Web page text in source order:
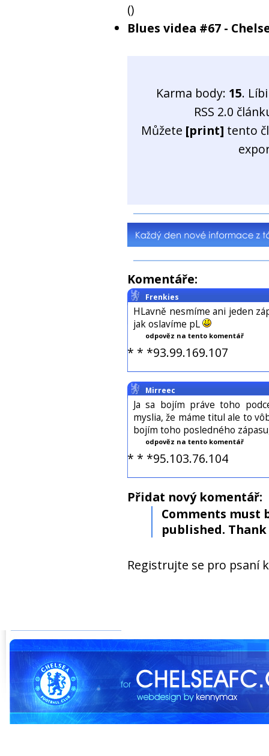
()
Blues videa #67 -
Karma body: 15.
RSS 2.0
Můžete [print] tento
Komentáře:
Frenkies
HLavně nesmíme ani jeden
jak oslavíme pL
odpověz na tento komentář
* * *93.99.169.107
Mirreec
Ja sa bojím práve toho
myslia, že máme titul ale to
bojím toho posledného
odpověz na tento komentář
* * *95.103.76.104
Přidat nový komentář:
Comments must
published. Thank
Registrujte se pro psaní